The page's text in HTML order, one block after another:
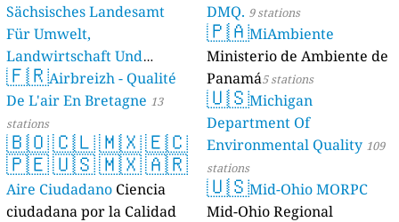
Sächsisches Landesamt
Für Umwelt,
Landwirtschaft Und
Geologie) 50 stations
🇫🇷Airbreizh - Qualité
De L'air En Bretagne 13
stations
🇧🇴🇨🇱🇲🇽🇪🇨
🇵🇪🇺🇸🇲🇽🇦🇷
Aire Ciudadano Ciencia
ciudadana por la Calidad
DMQ. 9 stations
🇵🇦MiAmbiente
Ministerio de Ambiente de
Panamá5 stations
🇺🇸Michigan
Department Of
Environmental Quality 109
stations
🇺🇸Mid-Ohio MORPC
Mid-Ohio Regional